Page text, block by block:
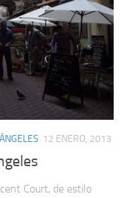
12 ENERO, 2013
Court, de estilo